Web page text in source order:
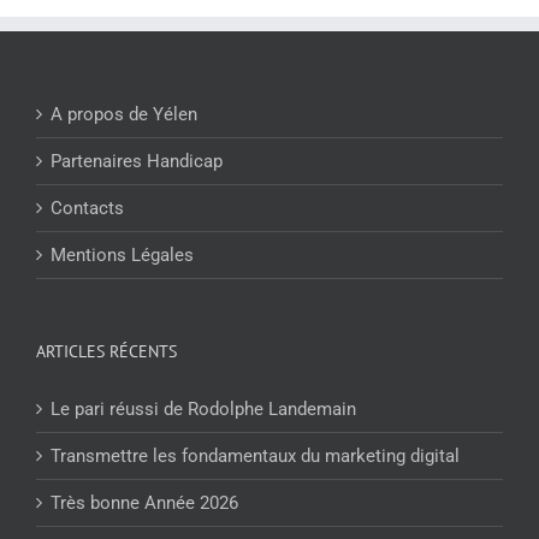
A propos de Yélen
Partenaires Handicap
Contacts
Mentions Légales
ARTICLES RÉCENTS
Le pari réussi de Rodolphe Landemain
Transmettre les fondamentaux du marketing digital
Très bonne Année 2026